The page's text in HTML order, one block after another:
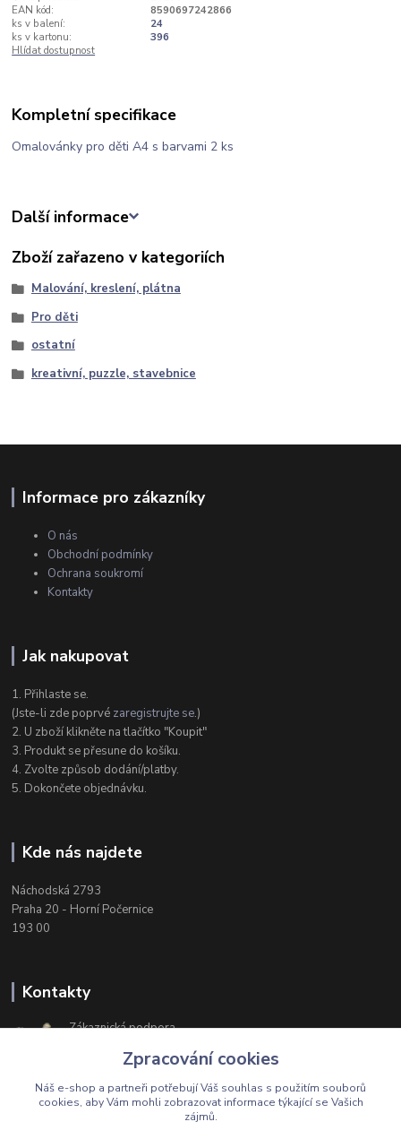
EAN kód:
8590697242866
ks v balení:
24
ks v kartonu:
396
Hlídat dostupnost
Kompletní specifikace
Omalovánky pro děti A4 s barvami 2 ks
Další informace
Zboží zařazeno v kategoriích
Malování, kreslení, plátna
Pro děti
ostatní
kreativní, puzzle, stavebnice
Informace pro zákazníky
O nás
Obchodní podmínky
Ochrana soukromí
Kontakty
Jak nakupovat
1. Přihlaste se.
(Jste-li zde poprvé zaregistrujte se.)
2. U zboží klikněte na tlačítko "Koupit"
3. Produkt se přesune do košíku.
4. Zvolte způsob dodání/platby.
5. Dokončete objednávku.
Kde nás najdete
Náchodská 2793
Praha 20 - Horní Počernice
193 00
Kontakty
Zákaznická podpora
+420 603 174 975
Po-Čt, 8-16 hod. Pá 8-14 hod.
Zpracování cookies
Náš e-shop a partneři potřebují Váš souhlas s použitím souborů
cookies, aby Vám mohli zobrazovat informace týkající se Vašich
zájmů.